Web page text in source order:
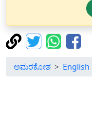
ಅಮರಕೋಶ English